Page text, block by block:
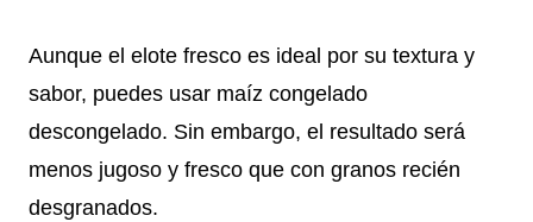
Aunque el elote fresco es ideal por su textura y
sabor, puedes usar maíz congelado
descongelado. Sin embargo, el resultado será
menos jugoso y fresco que con granos recién
desgranados.